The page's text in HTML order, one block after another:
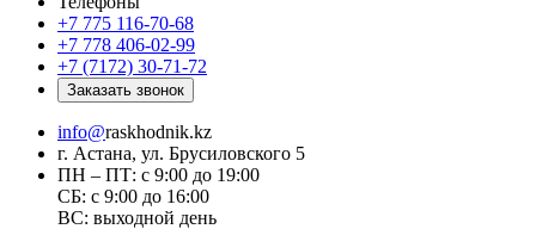
+7 775 116-70-68
+7 778 406-02-99
+7 (7172) 30-71-72
Заказать звонок
info@raskhodnik.kz
г. Астана, ул. Брусиловского 5
ПН – ПТ: с 9:00 до 19:00
СБ: с 9:00 до 16:00
ВС: выходной день